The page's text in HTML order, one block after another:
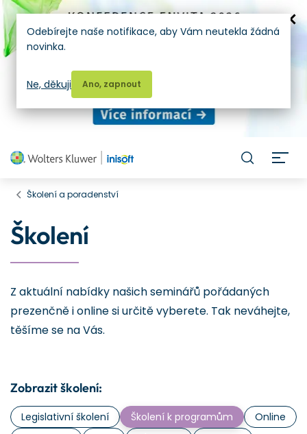
Školení a poradenství
Školení
Z aktuální nabídky našich seminářů pořádaných
prezenčně i online si určitě vyberete. Tak neváhejte,
těšíme se na Vás.
Zobrazit školení:
Legislativní školení Školení k programům
Online
Odebírejte naše notifikace, aby Vám neutekla žádná
novinka.
Ano, zapnout
Ne, děkuji